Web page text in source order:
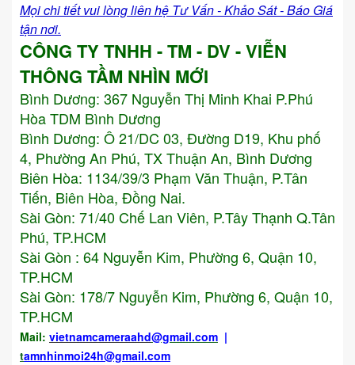
Mọi chi tiết vui lòng liên hệ Tư Vấn - Khảo Sát - Báo Giá
tận nơi.
CÔNG TY TNHH - TM - DV - VIỄN
THÔNG TẦM NHÌN MỚI
Bình Dương: 367 Nguyễn Thị Minh Khai P.Phú
Hòa TDM Bình Dương
Bình Dương: Ô 21/DC 03, Đường D19, Khu phố
4, Phường An Phú, TX Thuận An, Bình Dương
Biên Hòa: 1134/39/3 Phạm Văn Thuận, P.Tân
Tiến, Biên Hòa, Đồng Nai.
Sài Gòn: 71/40 Chế Lan Viên, P.Tây Thạnh Q.Tân
Phú, TP.HCM
Sài Gòn : 64 Nguyễn Kim, Phường 6, Quận 10,
TP.HCM
Sài Gòn: 178/7 Nguyễn Kim, Phường 6, Quận 10,
TP.HCM
Mail: vietnamcameraahd@gmail.com |
tamnhinmoi24h@gmail.com